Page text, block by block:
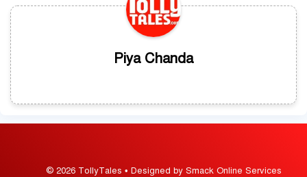
Piya Chanda
© 2026 TollyTales • Designed by Smack Online Services